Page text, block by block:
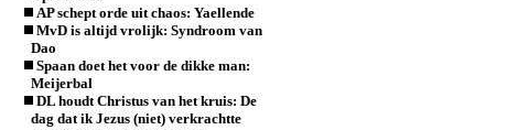
AP schept orde uit chaos: Yaellende
MvD is altijd vrolijk: Syndroom van
Dao
Spaan doet het voor de dikke man:
Meijerbal
DL houdt Christus van het kruis: De
dag dat ik Jezus (niet) verkrachtte